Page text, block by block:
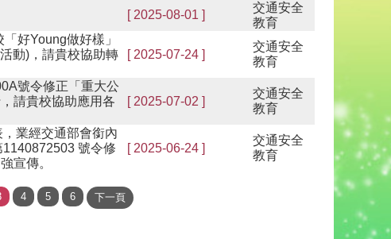
[ 2025-08-01 ]
交通安全
教育
好Young做好樣」
動)，請貴校協助轉
[ 2025-07-24 ]
交通安全
教育
號令修正「重大公
請貴校協助應用各
[ 2025-07-02 ]
交通安全
教育
業經交通部會銜內
號令修
宣傳。
[ 2025-06-24 ]
交通安全
教育